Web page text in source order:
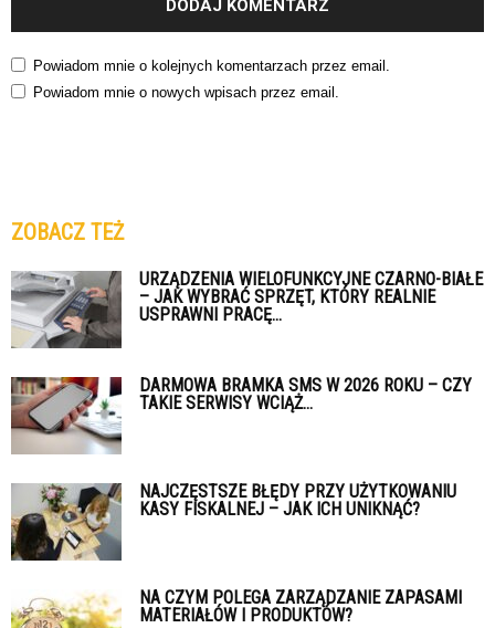
Powiadom mnie o kolejnych komentarzach przez email.
Powiadom mnie o nowych wpisach przez email.
ZOBACZ TEŻ
URZĄDZENIA WIELOFUNKCYJNE CZARNO-BIAŁE
– JAK WYBRAĆ SPRZĘT, KTÓRY REALNIE
USPRAWNI PRACĘ...
DARMOWA BRAMKA SMS W 2026 ROKU – CZY
TAKIE SERWISY WCIĄŻ...
NAJCZĘSTSZE BŁĘDY PRZY UŻYTKOWANIU
KASY FISKALNEJ – JAK ICH UNIKNĄĆ?
NA CZYM POLEGA ZARZĄDZANIE ZAPASAMI
MATERIAŁÓW I PRODUKTÓW?